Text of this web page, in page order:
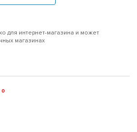
для интернет-магазина и может
магазинах